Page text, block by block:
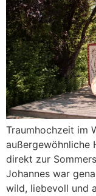
Traumhochzeit im
außergewöhnliche
direkt zur
Johannes war
wild, liebevoll und